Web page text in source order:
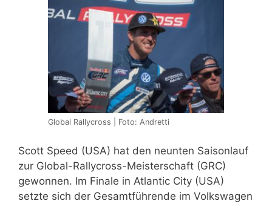
Global Rallycross | Foto: Andretti
Scott Speed (USA) hat den neunten Saisonlauf
zur Global-Rallycross-Meisterschaft (GRC)
gewonnen. Im Finale in Atlantic City (USA)
setzte sich der Gesamtführende im Volkswagen